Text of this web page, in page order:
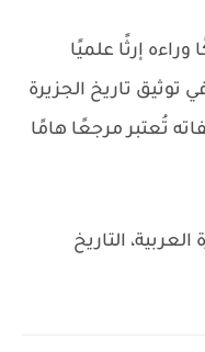
عام 1960م، تاركًا وراءه إرثًا علميًا
توثيق تاريخ الجزيرة
تُعتبر مرجعًا هامًا
التاريخ